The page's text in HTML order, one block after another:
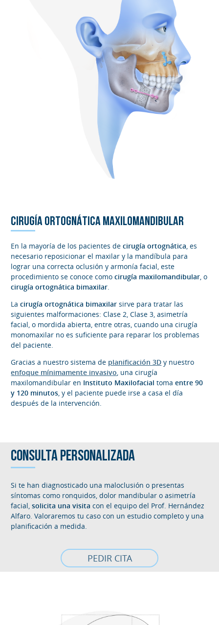
CIRUGÍA ORTOGNÁTICA MAXILOMANDIBULAR
En la mayoría de los pacientes decirugía ortognática, es
necesario reposicionar el maxilar y la mandíbula para
lograr una correcta oclusión y armonía facial, este
procedimiento se conoce comocirugía maxilomandibular, o
cirugía ortognática bimaxilar.
La cirugía ortognática bimaxilar sirve para tratar las
siguientes malformaciones: Clase 2, Clase 3, asimetría
facial, o mordida abierta, entre otras, cuando una cirugía
monomaxilar no es suficiente para reparar los problemas
del paciente.
Gracias a nuestro sistema de planificación 3D y nuestro
enfoque mínimamente invasivo, una cirugía
maxilomandibular en Instituto Maxilofacial tomaentre 90
y 120 minutos, y el paciente puede irse a casa el día
después de la intervención.
CONSULTA PERSONALIZADA
Si te han diagnosticado una maloclusión o presentas
síntomas como ronquidos, dolor mandibular o asimetría
facial,solicita una visita con el equipo del Prof. Hernández
Alfaro. Valoraremos tu caso con un estudio completo y una
planificación a medida.
PEDIR CITA